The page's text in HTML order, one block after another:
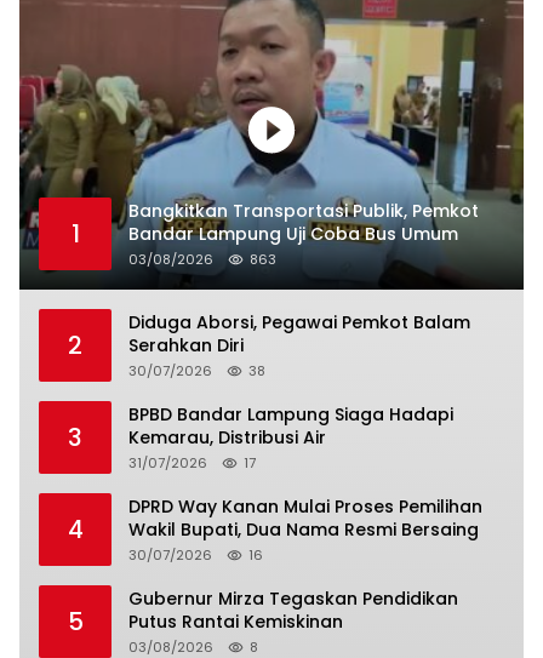
1
Bangkitkan Transportasi Publik, Pemkot
Bandar Lampung Uji Coba Bus Umum
03/08/2026 863
2
Diduga Aborsi, Pegawai Pemkot Balam
Serahkan Diri
30/07/2026 38
3
BPBD Bandar Lampung Siaga Hadapi
Kemarau, Distribusi Air
31/07/2026 17
4
DPRD Way Kanan Mulai Proses Pemilihan
Wakil Bupati, Dua Nama Resmi Bersaing
30/07/2026 16
5
Gubernur Mirza Tegaskan Pendidikan
Putus Rantai Kemiskinan
03/08/2026 8